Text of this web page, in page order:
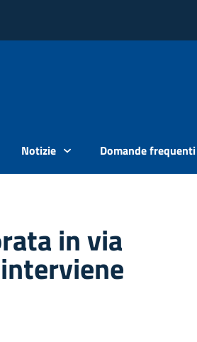
Notizie Domande frequenti
in via